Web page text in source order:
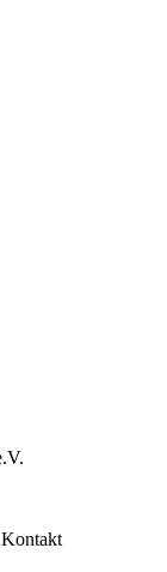
Kontakt